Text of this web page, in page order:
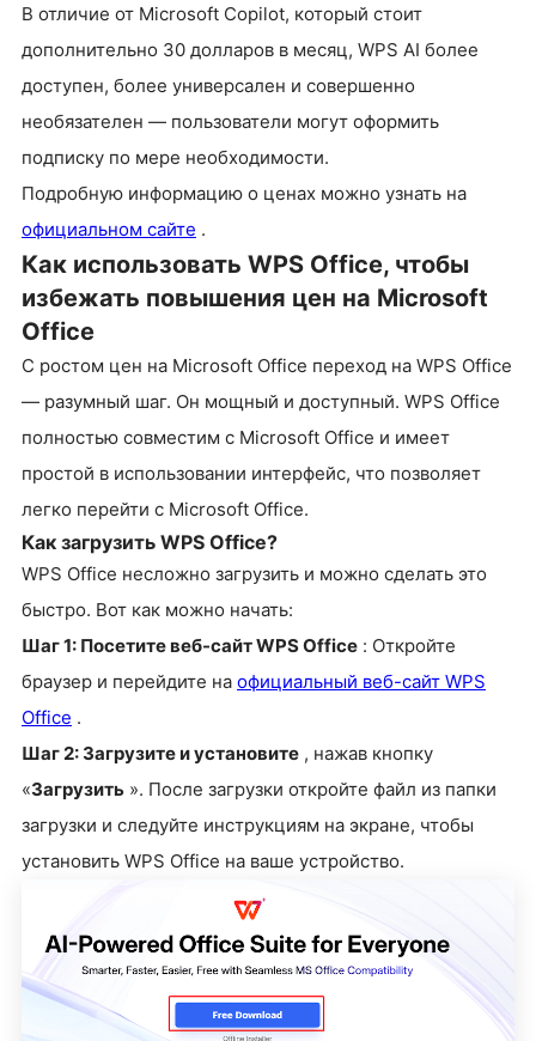
В отличие от Microsoft Copilot, который стоит
дополнительно 30 долларов в месяц, WPS AI более
доступен, более универсален и совершенно
необязателен — пользователи могут оформить
подписку по мере необходимости.
Подробную информацию о ценах можно узнать на
официальном сайте .
Как использовать WPS Office, чтобы
избежать повышения цен на Microsoft
Office
С ростом цен на Microsoft Office переход на WPS Office
— разумный шаг. Он мощный и доступный. WPS Office
полностью совместим с Microsoft Office и имеет
простой в использовании интерфейс, что позволяет
легко перейти с Microsoft Office.
Как загрузить WPS Office?
WPS Office несложно загрузить и можно сделать это
быстро. Вот как можно начать:
Шаг 1: Посетите веб-сайт WPS Office : Откройте
браузер и перейдите на официальный веб-сайт WPS
Office .
Шаг 2: Загрузите и установите , нажав кнопку
«Загрузить ». После загрузки откройте файл из папки
загрузки и следуйте инструкциям на экране, чтобы
установить WPS Office на ваше устройство.